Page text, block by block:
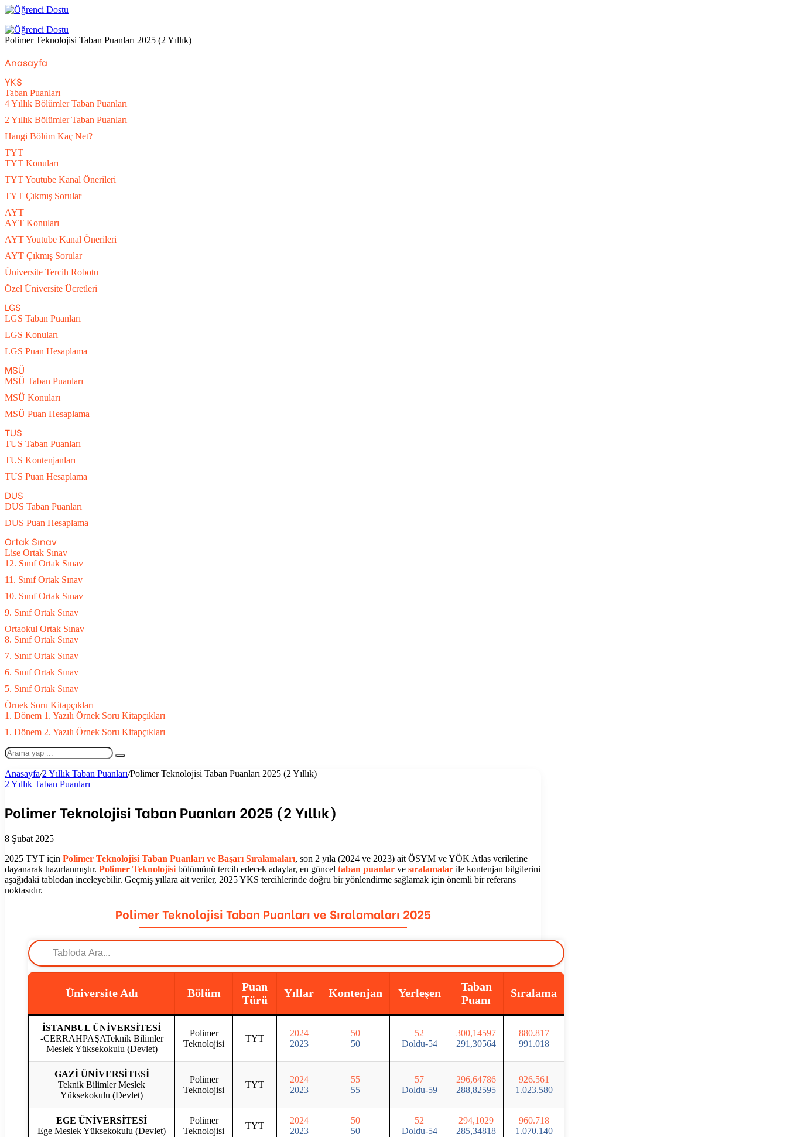
Menü
Arama
yap
Polimer Teknolojisi Taban Puanları 2025 (2 Yıllık)
Previous
Next
Anasayfa
YKS
Taban Puanları
4 Yıllık Bölümler Taban Puanları
2 Yıllık Bölümler Taban Puanları
Hangi Bölüm Kaç Net?
TYT
TYT Konuları
TYT Youtube Kanal Önerileri
TYT Çıkmış Sorular
AYT
AYT Konuları
AYT Youtube Kanal Önerileri
AYT Çıkmış Sorular
Üniversite Tercih Robotu
Özel Üniversite Ücretleri
LGS
LGS Taban Puanları
LGS Konuları
LGS Puan Hesaplama
MSÜ
MSÜ Taban Puanları
MSÜ Konuları
MSÜ Puan Hesaplama
TUS
TUS Taban Puanları
TUS Kontenjanları
TUS Puan Hesaplama
DUS
DUS Taban Puanları
DUS Puan Hesaplama
Ortak Sınav
Lise Ortak Sınav
12. Sınıf Ortak Sınav
11. Sınıf Ortak Sınav
10. Sınıf Ortak Sınav
9. Sınıf Ortak Sınav
Ortaokul Ortak Sınav
8. Sınıf Ortak Sınav
7. Sınıf Ortak Sınav
6. Sınıf Ortak Sınav
5. Sınıf Ortak Sınav
Örnek Soru Kitapçıkları
1. Dönem 1. Yazılı Örnek Soru Kitapçıkları
1. Dönem 2. Yazılı Örnek Soru Kitapçıkları
Arama
yap
...
Anasayfa/2 Yıllık Taban Puanları/Polimer Teknolojisi Taban Puanları 2025 (2 Yıllık)
2 Yıllık Taban Puanları
Polimer Teknolojisi Taban Puanları 2025 (2 Yıllık)
8 Şubat 2025
2025 TYT için Polimer Teknolojisi Taban Puanları ve Başarı Sıralamaları, son 2 yıla (2024 ve 2023) ait ÖSYM ve YÖK Atlas verilerine
dayanarak hazırlanmıştır. Polimer Teknolojisi bölümünü tercih edecek adaylar, en güncel taban puanlar ve sıralamalar ile kontenjan bilgilerini
aşağıdaki tablodan inceleyebilir. Geçmiş yıllara ait veriler, 2025 YKS tercihlerinde doğru bir yönlendirme sağlamak için önemli bir referans
noktasıdır.
Polimer Teknolojisi Taban Puanları ve Sıralamaları 2025
Üniversite Adı Bölüm
Puan
Türü
Yıllar Kontenjan Yerleşen
Taban
Puanı
Sıralama
İSTANBUL ÜNİVERSİTESİ
-CERRAHPAŞATeknik Bilimler
Meslek Yüksekokulu (Devlet)
Polimer
Teknolojisi
TYT
2024
2023
50
50
52
Doldu-54
300,14597
291,30564
880.817
991.018
GAZİ ÜNİVERSİTESİ
Teknik Bilimler Meslek
Yüksekokulu (Devlet)
Polimer
Teknolojisi
TYT
2024
2023
55
55
57
Doldu-59
296,64786
288,82595
926.561
1.023.580
EGE ÜNİVERSİTESİ
Ege Meslek Yüksekokulu (Devlet)
Polimer
Teknolojisi
TYT
2024
2023
50
50
52
Doldu-54
294,1029
285,34818
960.718
1.070.140